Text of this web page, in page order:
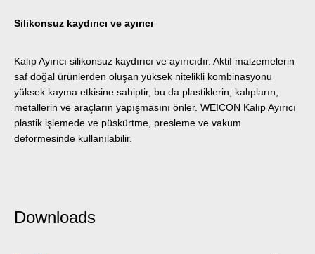
Silikonsuz kaydırıcı ve ayırıcı
Kalıp Ayırıcı silikonsuz kaydırıcı ve ayırıcıdır. Aktif malzemelerin
saf doğal ürünlerden oluşan yüksek nitelikli kombinasyonu
yüksek kayma etkisine sahiptir, bu da plastiklerin, kalıpların,
metallerin ve araçların yapışmasını önler. WEICON Kalıp Ayırıcı
plastik işlemede ve püskürtme, presleme ve vakum
deformesinde kullanılabilir.
Downloads